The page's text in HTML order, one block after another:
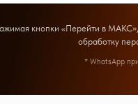
кнопки «Перейти в МАКС»,
обработку
* WhatsApp